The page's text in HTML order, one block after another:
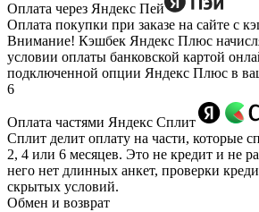
Оплата через Яндекс Пей
Оплата покупки при заказе на сайте с
Внимание! Кэшбек Яндекс Плюс
условии оплаты банковской картой
подключенной опции Яндекс Плюс в
6
Оплата частями Яндекс Сплит
Сплит делит оплату на части, которые
2, 4 или 6 месяцев. Это не кредит и не
него нет длинных анкет, проверки
скрытых условий.
Обмен и возврат